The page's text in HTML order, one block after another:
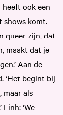
ook een
shows komt.
queer zijn, dat
maakt dat je
Aan de
‘Het begint bij
maar als
‘We